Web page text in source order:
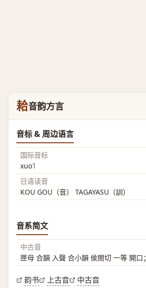
耠音韵方言
音标 & 周边语言
国际音标
xuo˥
日语读音
KOU GOU（音） TAGAYASU（訓）
音系简文
中古音
匣母 合韻 入聲 合小韻 侯閤切 一等 開口；
韵书 上古音 中古音